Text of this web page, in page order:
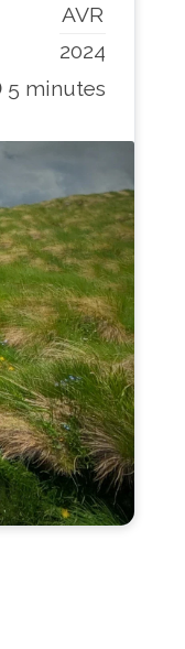
AVR
2024
5 minutes